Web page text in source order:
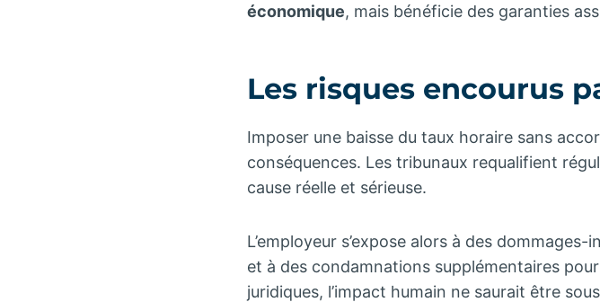
économique, mais bénéficie des garanties
Les risques encourus
Imposer une baisse du taux horaire sans
conséquences. Les tribunaux requalifient
cause réelle et sérieuse.
L’employeur s’expose alors à des dommages-
et à des condamnations supplémentaires
juridiques, l’impact humain ne saurait être